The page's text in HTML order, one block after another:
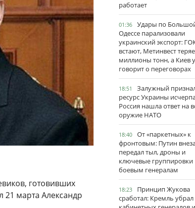
готовивших
марта Александр
работает
01:36
Удары по
Одессе парализовали
украинский экспорт:
встают, Метинвест
миллионы тонн, а Киев
говорит о переговорах
18:51
Залужный
ресурс Украины
Россия нашла ответ на
оружие НАТО
18:40
От «паркетных» к
фронтовым: Путин
передал тыл, дроны и
ключевые группировки
боевым генералам
18:23
Принцип Жукова
сработал: Кремль убрал